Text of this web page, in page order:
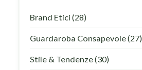
Brand Etici (28)
Guardaroba Consapevole(27)
Stile & Tendenze(30)